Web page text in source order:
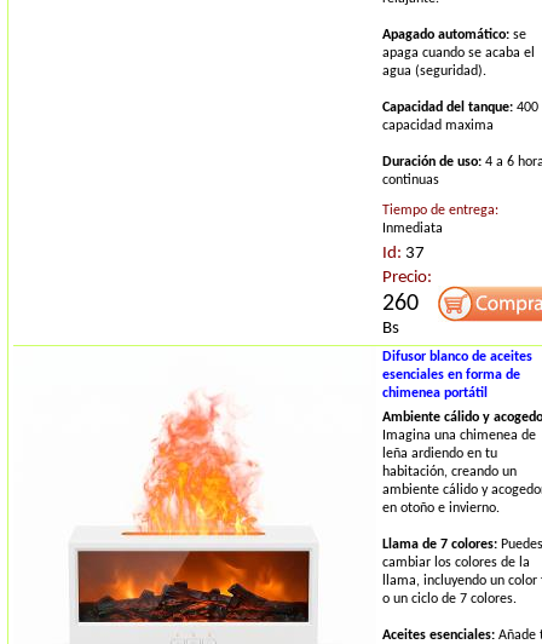
Apagado automático: se
apaga cuando se acaba el
agua (seguridad).
Capacidad del tanque: 400
capacidad maxima
Duración de uso: 4 a 6
continuas
Tiempo de entrega:
Inmediata
Id: 37
Precio:
260
Bs
Difusor blanco de aceites
esenciales en forma de
chimenea portátil
Ambiente cálido y
Imagina una chimenea de
leña ardiendo en tu
habitación, creando un
ambiente cálido y
en otoño e invierno.
Llama de 7 colores: Puedes
cambiar los colores de la
llama, incluyendo un color
o un ciclo de 7 colores.
Aceites esenciales: Añade